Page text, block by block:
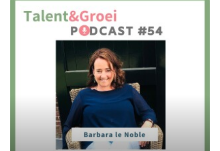
Communicatie en komt vaak studenten tegen met
taalproblemen. Het opnieuw uitleggen van de regels bleek
niet te werken. De studenten wisten nu de regel perfect, maar
pasten dit toe in de verkeerde context. Dit frustreerde haar
enorm en volgde de opleiding bij Kernvisie methode om deze
studenten op een ándere manier handvatten te kunnen bieden.
Inmiddels heeft zij zo’n 40 studenten kunnen ondersteunen en
met succes! Zij lieten significant verbetering zien.
In de podcast hoor je o.a.
Hoe Jozefien studenten kan helpen, zodat zij wél de
verplichte taaltoets halen en door kunnen met hun studie. En
wat dit doet met het zelfvertrouwen van de studenten.